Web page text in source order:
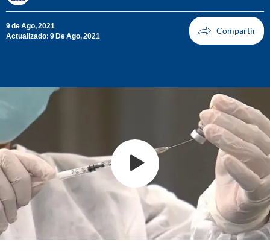
9 de Ago, 2021
Actualizado: 9 De Ago, 2021